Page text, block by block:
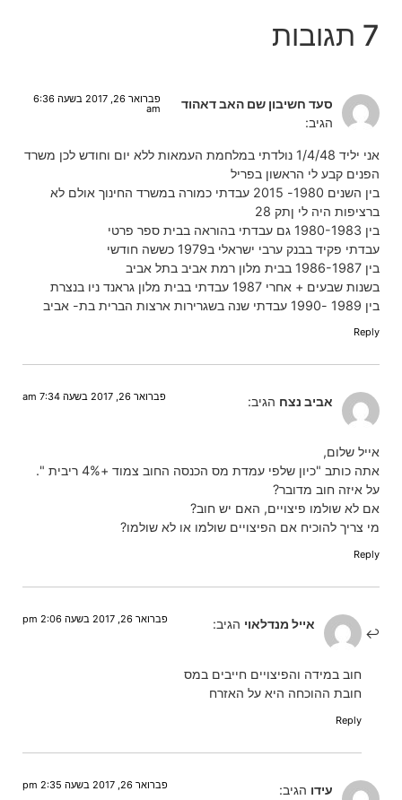
7 תגובות
סעד חשיבון שם האב דאהוד
הגיב:
פברואר 26, 2017 בשעה 6:36
am
אני יליד 1/4/48 נולדתי במלחמת העמאות ללא יום וחודש לכן משרד
הפנים קבע לי הראשון בפריל
בין השנים 1980- 2015 עבדתי כמורה במשרד החינוך אולם לא
ברציפות היה לי ןתק 28
בין 1980-1983 גם עבדתי בהוראה בבית ספר פרטי
עבדתי פקיד בבנק ערבי ישראלי ב1979 כששה חודשי
בין 1986-1987 בבית מלון רמת אביב בתל אביב
בשנות שבעים + אחרי 1987 עבדתי בבית מלון גראנד ניו בנצרת
בין 1989 -1990 עבדתי שנה בשגרירות ארצות הברית בת- אביב
Reply
אביב נצח הגיב: פברואר 26, 2017 בשעה 7:34 am
אייל שלום,
אתה כותב "כיון שלפי עמדת מס הכנסה החוב צמוד +4% ריבית ".
על איזה חוב מדובר?
אם לא שולמו פיצויים, האם יש חוב?
מי צריך להוכיח אם הפיצויים שולמו או לא שולמו?
Reply
אייל מנדלאוי הגיב: פברואר 26, 2017 בשעה 2:06 pm
חוב במידה והפיצויים חייבים במס
חובת ההוכחה היא על האזרח
Reply
עידו הגיב: פברואר 26, 2017 בשעה 2:35 pm